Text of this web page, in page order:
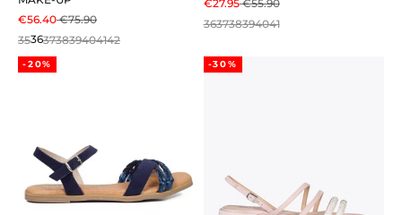
PRIX DE VENTE
€56.40PRIX NORMAL
€75.90
3536373839404142
€27.95 €55.90
363738394041
-20% -30%